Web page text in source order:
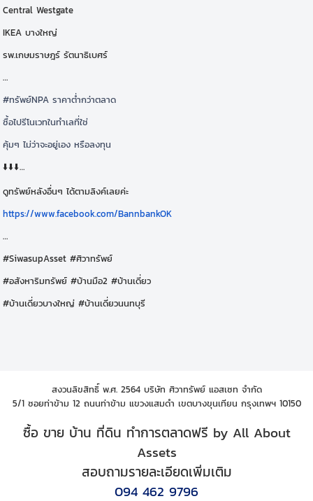
Central Westgate
IKEA บางใหญ่
รพ.เกษมราษฎร์ รัตนาธิเบศร์
…
#ทรัพย์NPA ราคาต่ำกว่าตลาด
ซื้อไปรีโนเวทในทำเลที่ใช่
คุ้มๆ ไม่ว่าจะอยู่เอง หรือลงทุน
⬇️⬇️⬇️…
ดูทรัพย์หลังอื่นๆ ได้ตามลิงค์เลยค่ะ
https://www.facebook.com/BannbankOK
…
#SiwasupAsset #ศิวาทรัพย์
#อสังหาริมทรัพย์ #บ้านมือ2 #บ้านเดี่ยว
#บ้านเดี่ยวบางใหญ่ #บ้านเดี่ยวนนทบุรี
สงวนลิขสิทธิ์ พ.ศ. 2564 บริษัท ศิวาทรัพย์ แอสเซท จำกัด
5/1 ซอยท่าข้าม 12 ถนนท่าข้าม แขวงแสมดำ เขตบางขุนเทียน กรุงเทพฯ 10150
ซื้อ ขาย บ้าน ที่ดิน ทำการตลาดฟรี by All About
Assets
สอบถามรายละเอียดเพิ่มเติม
094 462 9796